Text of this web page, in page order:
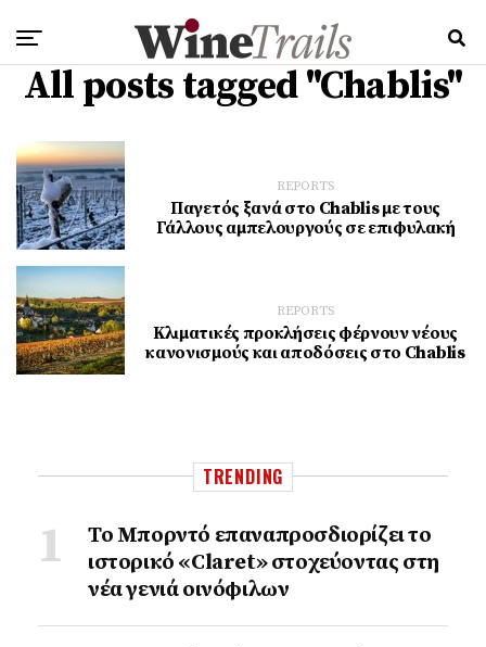
All posts tagged "Chablis"
REPORTS
Παγετός ξανά στο Chablis με τους
Γάλλους αμπελουργούς σε επιφυλακή
REPORTS
Κλιματικές προκλήσεις φέρνουν νέους
κανονισμούς και αποδόσεις στο Chablis
TRENDING
Το Μπορντό επαναπροσδιορίζει το
ιστορικό «Claret» στοχεύοντας στη
νέα γενιά οινόφιλων